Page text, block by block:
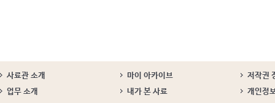
사료관 소개 마이 아카이브
저작권
업무 소개
내가 본 사료 개인정